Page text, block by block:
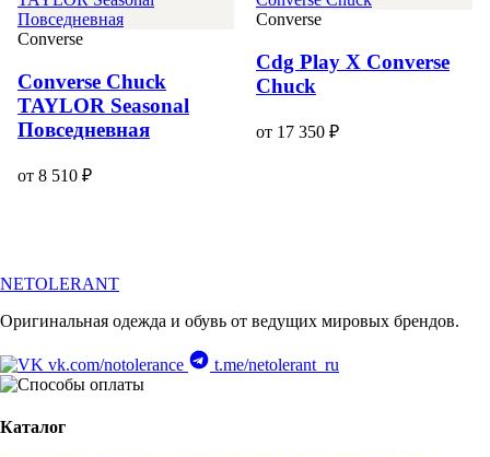
Converse
Converse Chuck
TAYLOR Seasonal
Повседневная
от 8 510 ₽
Converse
Cdg Play X Converse
Chuck
от 17 350 ₽
NETOLERANT
Оригинальная одежда и обувь от ведущих мировых брендов.
vk.com/notolerance t.me/netolerant_ru
Каталог